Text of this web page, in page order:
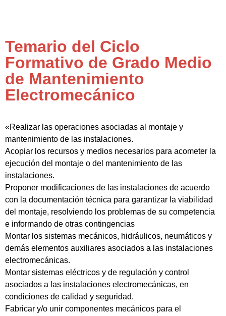
Temario del Ciclo
Formativo de Grado Medio
de Mantenimiento
Electromecánico
«Realizar las operaciones asociadas al montaje y
mantenimiento de las instalaciones.
Acopiar los recursos y medios necesarios para acometer la
ejecución del montaje o del mantenimiento de las
instalaciones.
Proponer modificaciones de las instalaciones de acuerdo
con la documentación técnica para garantizar la viabilidad
del montaje, resolviendo los problemas de su competencia
e informando de otras contingencias
Montar los sistemas mecánicos, hidráulicos, neumáticos y
demás elementos auxiliares asociados a las instalaciones
electromecánicas.
Montar sistemas eléctricos y de regulación y control
asociados a las instalaciones electromecánicas, en
condiciones de calidad y seguridad.
Fabricar y/o unir componentes mecánicos para el